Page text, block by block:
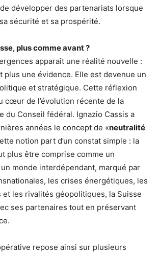
développer des partenariats lorsque
sécurité et sa prospérité.
plus comme avant ?
apparaît une réalité nouvelle :
plus une évidence. Elle est devenue un
et stratégique. Cette réflexion
cœur de l’évolution récente de la
du Conseil fédéral. Ignazio Cassis a
années le concept de «neutralité
notion part d’un constat simple : la
plus être comprise comme un
monde interdépendant, marqué par
les crises énergétiques, les
les rivalités géopolitiques, la Suisse
ses partenaires tout en préservant
repose ainsi sur plusieurs